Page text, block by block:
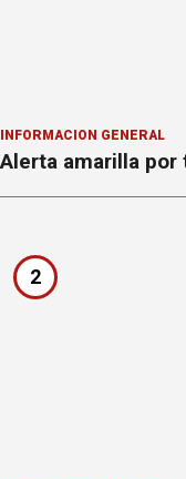
INFORMACION GENERAL
Alerta amarilla
2